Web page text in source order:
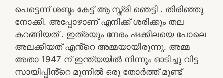
പെട്ടെന്ന് ശബ്ദം കേട്ട് ആ സ്ത്രീ ഞെട്ടി . തിരിഞ്ഞു
നോക്കി. അപ്പോഴാണ് എനിക്ക് ശരിക്കും തല
കറങ്ങിയത് . ഇത്രയും നേരം ഷക്കീലയെ പോലെ
അലക്കിയത് എൻ്റെ അമ്മയായിരുന്നു. അമ്മ
അതാ 1947 ന് ഇന്ത്യയിൽ നിന്നും ഓടിച്ചു വിട്ട
സായിപ്പിൻ്റെ മുന്നിൽ ഒരു തോർത്ത് മുണ്ട്